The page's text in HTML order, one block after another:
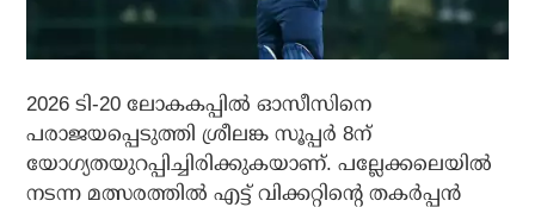
2026 ടി-20 ലോകകപ്പില്‍ ഓസീസിനെ
പരാജയപ്പെടുത്തി ശ്രീലങ്ക സൂപ്പര്‍ 8ന്
യോഗ്യതയുറപ്പിച്ചിരിക്കുകയാണ്. പല്ലേക്കലെയില്‍
നടന്ന മത്സരത്തില്‍ എട്ട് വിക്കറ്റിന്റെ തകര്‍പ്പന്‍